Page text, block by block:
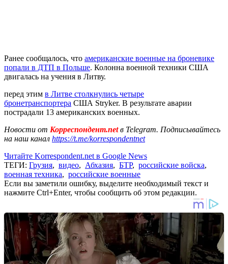
Ранее сообщалось, что американские военные на броневике
попали в ДТП в Польше. Колонна военной техники США
двигалась на учения в Литву.
перед этим в Литве столкнулись четыре
бронетранспортера США Stryker. В результате аварии
пострадали 13 американских военных.
Новости от Корреспондент.netв Telegram. Подписывайтесь
на наш канал https://t.me/korrespondentnet
Читайте Korrespondent.net в Google News
ТЕГИ: Грузия, видео, Абхазия, БТР, российские войска,
военная техника, российские военные
Если вы заметили ошибку, выделите необходимый текст и
нажмите Ctrl+Enter, чтобы сообщить об этом редакции.